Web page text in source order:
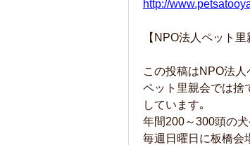
http://
【NPO法人ペット里
この投稿はNPO法
ペット里親会では捨
しています｡
年間200～300頭の
毎週日曜日に板橋会